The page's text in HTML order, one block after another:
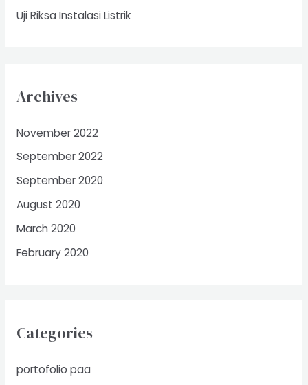
Uji Riksa Instalasi Listrik
Archives
November 2022
September 2022
September 2020
August 2020
March 2020
February 2020
Categories
portofolio paa